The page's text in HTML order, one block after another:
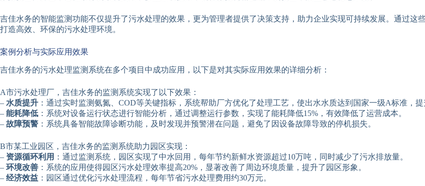
吉佳水务的智能监测功能不仅提升了污水处理的效果，更为管理者提供了决策支持，助力企业实现可持续发展。通过这
打造高效、环保的污水处理环境。
案例分析与实际应用效果
吉佳水务的污水处理监测系统在多个项目中成功应用，以下是对其实际应用效果的详细分析：
A市污水处理厂，吉佳水务的监测系统实现了以下效果：
– 水质提升 ：通过实时监测氨氮、COD等关键指标，系统帮助厂方优化了处理工艺，使出水水质达到国家一级A标准，提
– 能耗降低 ：系统对设备运行状态进行智能分析，通过调整运行参数，实现了能耗降低15%，有效降低了运营成本。
– 故障预警 ：系统具备智能故障诊断功能，及时发现并预警潜在问题，避免了因设备故障导致的停机损失。
B市某工业园区，吉佳水务的监测系统助力园区实现：
– 资源循环利用 ：通过监测系统，园区实现了中水回用，每年节约新鲜水资源超过10万吨，同时减少了污水排放量。
– 环境改善 ：系统的应用使得园区污水处理效率提高20%，显著改善了周边环境质量，提升了园区形象。
– 经济效益 ：园区通过优化污水处理流程，每年节省污水处理费用约30万元。